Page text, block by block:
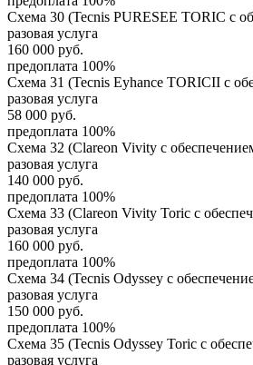
Схема 30 (Tecnis PURESEE TORIC с
разовая услуга
160 000 руб.
предоплата 100%
Схема 31 (Tecnis Eyhance TORICII с
разовая услуга
58 000 руб.
предоплата 100%
Схема 32 (Clareon Vivity с
разовая услуга
140 000 руб.
предоплата 100%
Схема 33 (Clareon Vivity Toric с
разовая услуга
160 000 руб.
предоплата 100%
Схема 34 (Tecnis Odyssey с
разовая услуга
150 000 руб.
предоплата 100%
Схема 35 (Tecnis Odyssey Toric с
разовая услуга